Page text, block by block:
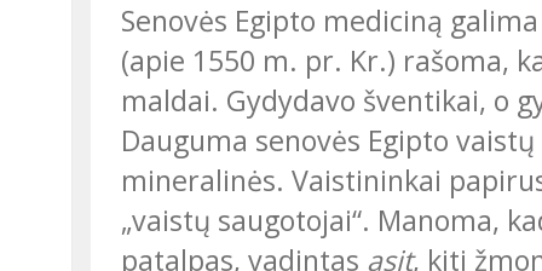
Senovės Egipto mediciną
(apie 1550 m. pr. Kr.) rašoma,
maldai. Gydydavo šventikai, o
Dauguma senovės Egipto vaistų buvo augalinės kilmės, dalis – gyvulinės ir
mineralinės. Vaistininkai
„vaistų saugotojai“. Manoma,
patalpas, vadintas asit, kiti